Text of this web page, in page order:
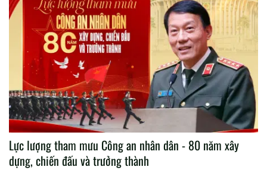
Lực lượng tham mưu Công an nhân dân - 80 năm xây
dựng, chiến đấu và trưởng thành